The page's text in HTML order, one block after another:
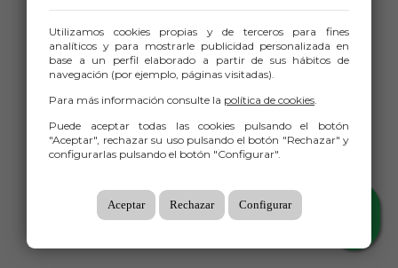
Utilizamos cookies propias y de terceros para fines
analíticos y para mostrarle publicidad personalizada en
base a un perfil elaborado a partir de sus hábitos de
navegación (por ejemplo, páginas visitadas).
Para más información consulte la política de cookies.
Puede aceptar todas las cookies pulsando el botón
"Aceptar", rechazar su uso pulsando el botón "Rechazar" y
configurarlas pulsando el botón "Configurar".
Aceptar Rechazar Configurar